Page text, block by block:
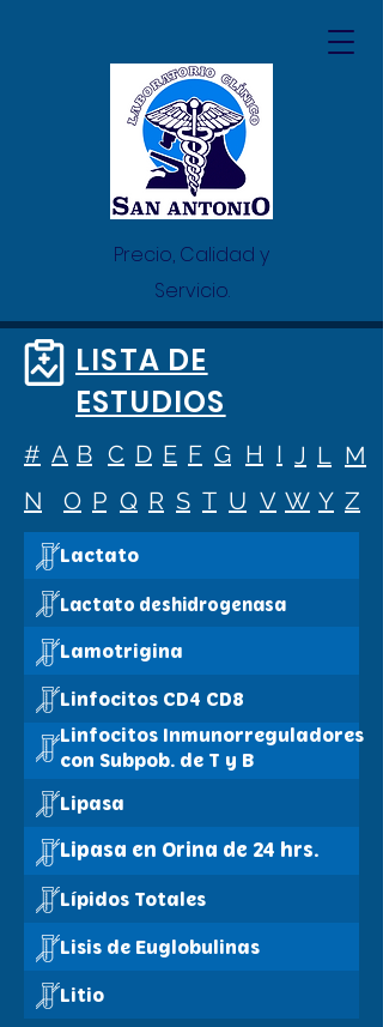
Precio, Calidad y
Servicio.
LISTA DE
ESTUDIOS
Lactato
Lactato deshidrogenasa
Lamotrigina
Linfocitos CD4 CD8
Linfocitos Inmunorreguladores
con Subpob. de T y B
Lipasa
Lipasa en Orina de 24 hrs.
Lípidos Totales
Lisis de Euglobulinas
Litio
# A B C D E F G H I J L M
N
O P Q R S T U V W Y Z